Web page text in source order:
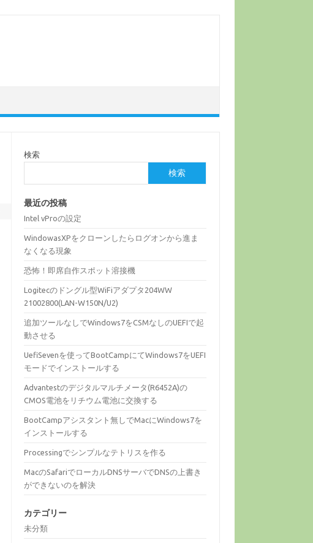
検索
検索
最近の投稿
Intel vProの設定
WindowasXPをクローンしたらログオンから進ま
なくなる現象
恐怖！即席自作スポット溶接機
Logitecのドングル型WiFiアダプタ204WW
21002800(LAN-W150N/U2)
追加ツールなしでWindows7をCSMなしのUEFIで起
動させる
UefiSevenを使ってBootCampにてWindows7をUEFI
モードでインストールする
Advantestのデジタルマルチメータ(R6452A)の
CMOS電池をリチウム電池に交換する
BootCampアシスタント無しでMacにWindows7を
インストールする
Processingでシンプルなテトリスを作る
MacのSafariでローカルDNSサーバでDNSの上書き
ができないのを解決
カテゴリー
未分類